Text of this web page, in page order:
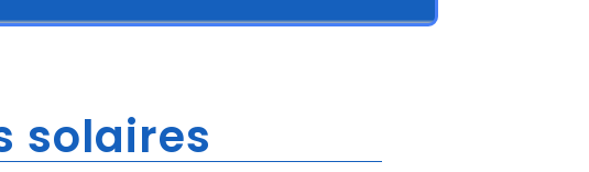
solaires